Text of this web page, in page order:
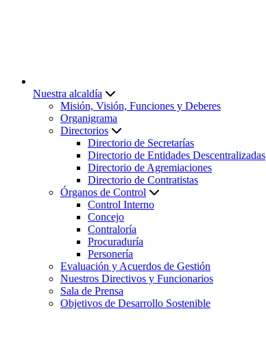
Nuestra alcaldía
Misión, Visión, Funciones y Deberes
Organigrama
Directorios
Directorio de Secretarías
Directorio de Entidades Descentralizadas
Directorio de Agremiaciones
Directorio de Contratistas
Órganos de Control
Control Interno
Concejo
Contraloría
Procuraduría
Personería
Evaluación y Acuerdos de Gestión
Nuestros Directivos y Funcionarios
Sala de Prensa
Objetivos de Desarrollo Sostenible